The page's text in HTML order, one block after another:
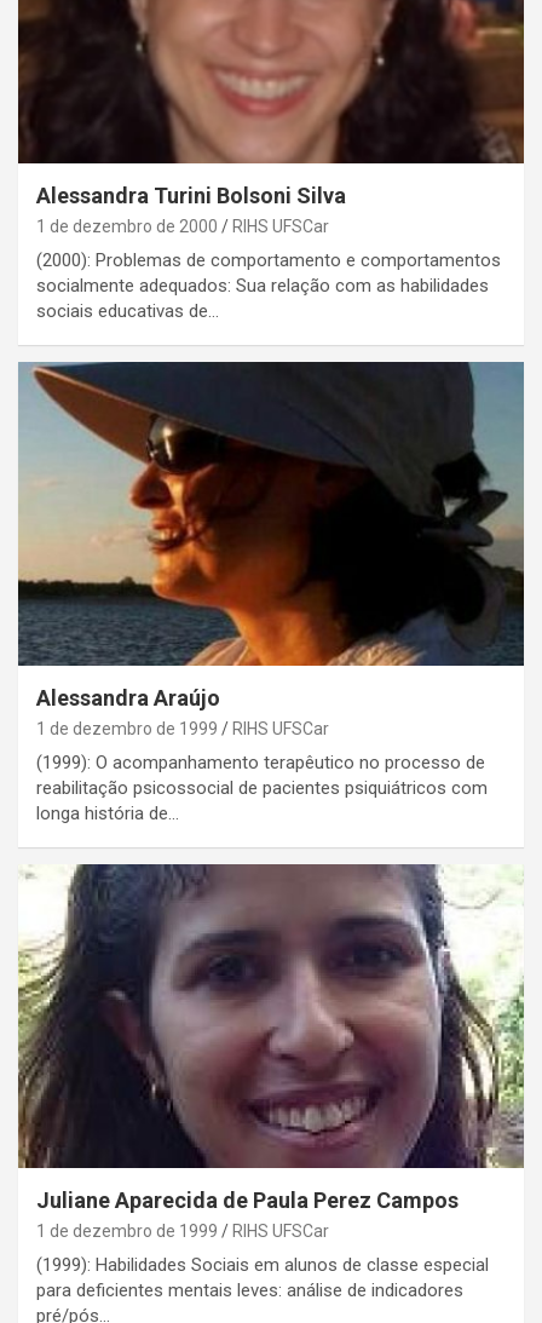
Alessandra Turini Bolsoni Silva
1 de dezembro de 2000 RIHS UFSCar
(2000): Problemas de comportamento e comportamentos
socialmente adequados: Sua relação com as habilidades
sociais educativas de…
Alessandra Araújo
1 de dezembro de 1999 RIHS UFSCar
(1999): O acompanhamento terapêutico no processo de
reabilitação psicossocial de pacientes psiquiátricos com
longa história de…
Juliane Aparecida de Paula Perez Campos
1 de dezembro de 1999 RIHS UFSCar
(1999): Habilidades Sociais em alunos de classe especial
para deficientes mentais leves: análise de indicadores
pré/pós…